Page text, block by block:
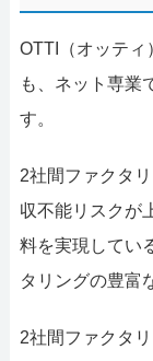
OTTI（オッティ
も、ネット専業
す。
2社間ファクタ
収不能リスクが
料を実現してい
タリングの豊富
2社間ファクタ